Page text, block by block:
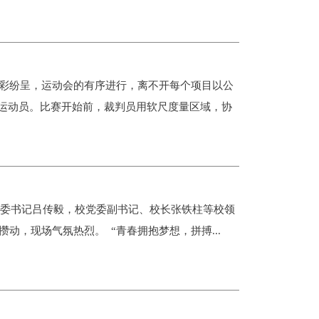
，运动会的有序进行，离不开每个项目以公
动员。比赛开始前，裁判员用软尺度量区域，协
书记吕传毅，校党委副书记、校长张铁柱等校领
动，现场气氛热烈。 “青春拥抱梦想，拼搏...